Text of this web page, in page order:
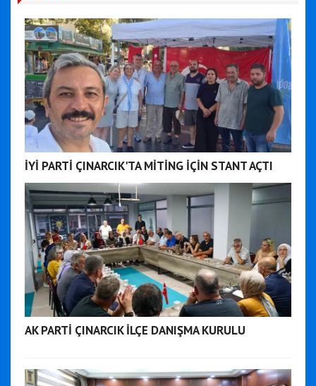
İYİ PARTİ ÇINARCIK'TA MİTİNG İÇİN STANT AÇTI
AK PARTİ ÇINARCIK İLÇE DANIŞMA KURULU